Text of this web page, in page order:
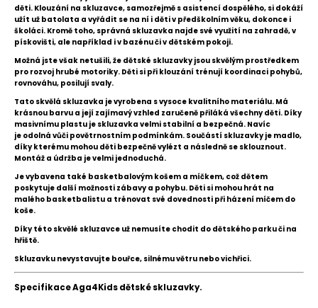
děti. Klouzání na skluzavce, samozřejmě s asistencí dospělého, si dokáží
užít už batolata a vyřádit se na ní i děti v předškolním věku, dokonce i
školáci. Kromě toho, správná skluzavka najde své využití na zahradě, v
pískovišti, ale například i v bazénu či v dětském pokoji.
Možná jste však netušili, že dětské skluzavky jsou skvělým prostředkem
pro rozvoj hrubé motoriky. Děti si při klouzání trénují koordinaci pohybů,
rovnováhu, posilují svaly.
Tato skvělá skluzavka je vyrobena s vysoce kvalitního materiálu. Má
krásnou barvu a její zajímavý vzhled zaručeně přiláká všechny děti. Díky
masivnímu plastu je skluzavka velmi stabilní a bezpečná. Navíc
je odolná vůči povětrnostním podmínkám. Součástí skluzavky je madlo,
díky kterému mohou děti bezpečně vylézt a následně se sklouznout.
Montáž a údržba je velmi jednoduchá.
Je vybavena také basketbalovým košem a míčkem, což dětem
poskytuje další možnosti zábavy a pohybu. Děti si mohou hrát na
malého basketbalistu a trénovat své dovednosti při házení míčem do
koše.
Díky této skvělé skluzavce už nemusíte chodit do dětského parku či na
hřiště.
Skluzavku nevystavujte bouřce, silnému větru nebo vichřici.
Specifikace Aga4Kids dětské skluzavky.